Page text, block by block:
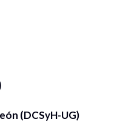
(DCSyH-UG)